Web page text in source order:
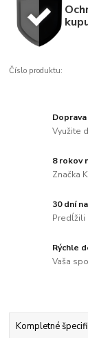
Číslo produktu:
Využite
8 rokov
Značka
30 dní
Predĺžili
Rýchle
Vaša
Kompletné